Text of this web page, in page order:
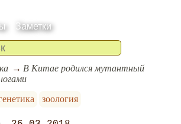
Заметки
В Китае родился мутантный
зоология